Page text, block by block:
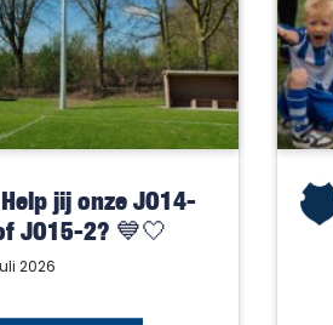
jij onze JO14-
JO15-2? 💙🤍
2026